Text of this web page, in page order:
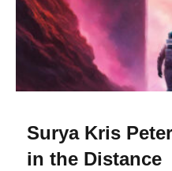
Surya Kris
in the Distance